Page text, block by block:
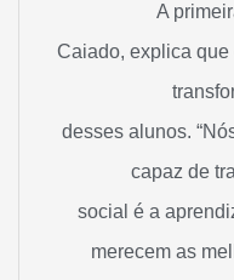
A
Caiado, explica
desses alunos.
capaz de
social é a
merecem as